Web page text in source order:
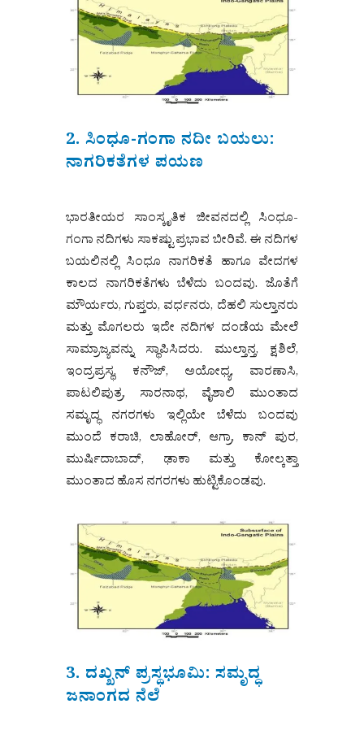
2. ಸಿಂಧೂ-ಗಂಗಾ ನದೀ ಬಯಲು:
ನಾಗರಿಕತೆಗಳ ಪಯಣ
ಭಾರತೀಯರ ಸಾಂಸ್ಕೃತಿಕ ಜೀವನದಲ್ಲಿ ಸಿಂಧೂ-
ಗಂಗಾ ನದಿಗಳು ಸಾಕಷ್ಟು ಪ್ರಭಾವ ಬೀರಿವೆ. ಈ ನದಿಗಳ
ಬಯಲಿನಲ್ಲಿ ಸಿಂಧೂ ನಾಗರಿಕತೆ ಹಾಗೂ ವೇದಗಳ
ಕಾಲದ ನಾಗರಿಕತೆಗಳು ಬೆಳೆದು ಬಂದವು. ಜೊತೆಗೆ
ಮೌರ್ಯರು, ಗುಪ್ತರು, ವರ್ಧನರು, ದೆಹಲಿ ಸುಲ್ತಾನರು
ಮತ್ತು ಮೊಗಲರು ಇದೇ ನದಿಗಳ ದಂಡೆಯ ಮೇಲೆ
ಸಾಮ್ರಾಜ್ಯವನ್ನು ಸ್ಥಾಪಿಸಿದರು. ಮುಲ್ತಾನ್ತ, ಕ್ಷಶಿಲೆ,
ಇಂದ್ರಪ್ರಸ್ಥ, ಕನೌಜ್, ಅಯೋಧ್ಯ, ವಾರಣಾಸಿ,
ಪಾಟಲಿಪುತ್ರ, ಸಾರನಾಥ, ವೈಶಾಲಿ ಮುಂತಾದ
ಸಮೃದ್ಧ ನಗರಗಳು ಇಲ್ಲಿಯೇ ಬೆಳೆದು ಬಂದವು
ಮುಂದೆ ಕರಾಚಿ, ಲಾಹೋರ್, ಆಗ್ರಾ, ಕಾನ್ ಪುರ,
ಮುರ್ಷಿದಾಬಾದ್, ಢಾಕಾ ಮತ್ತು ಕೋಲ್ಕತ್ತಾ
ಮುಂತಾದ ಹೊಸ ನಗರಗಳು ಹುಟ್ಟಿಕೊಂಡವು.
3. ದಖ್ಖನ್ ಪ್ರಸ್ಥಭೂಮಿ: ಸಮೃದ್ಧ
ಜನಾಂಗದ ನೆಲೆ